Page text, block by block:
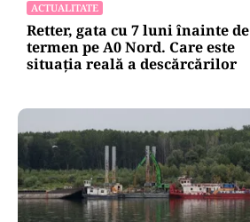
ACTUALITATE
Retter, gata cu 7 luni înainte de
termen pe A0 Nord. Care este
situația reală a descărcărilor